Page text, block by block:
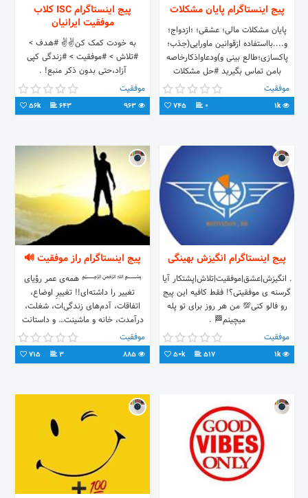
پیج اینستاگرام پایان مشکلات
پایان مشکلات مالی؛ عشقی؛ ؛ازدواج؛
و....بااستفاده ازقوانین ماورایی(جذب؛
پاکسازی؛طالع بینی و)ودعاواذکارخاصه
بامن تماس بگیرید #حل مشکلات
#تضمینی #صددرصدی موفقیت
1k
0
745
پیج اینستاگرام ISC کلاب
موفقیت ایرانیان
به خودت کمک کن✌✌ #هدف >
#تلاش > #موفقیت > #زندگی کپی
آزاد،حتی بدون ذکر منبع! .
موفقیت
643
56k
پیج اینستاگرام انگیزش بهینگی
. انگیزش|عشق|موفقیت|تلاش|پشتکار آیا
گرسنه ی موفقیتی؟! فقط کافیه این پیج
رو فالو کنی💯 من هر روز برای تو پله
میچینم🏁 .
موفقیت
1k
517
50k
پیج اینستاگرام راز موفقیت 🔊
﷽ همه‌ی عمر رؤیای
تغییر را داشته‌ای!! تغییرِ اوضاع،
اتفاقات، آدم‌های زندگی‌ات، شغلت،
درآمدت، خانه و ماشینت… و داستانت
اینطور شروع می‌شود که...موفقیت
3
715